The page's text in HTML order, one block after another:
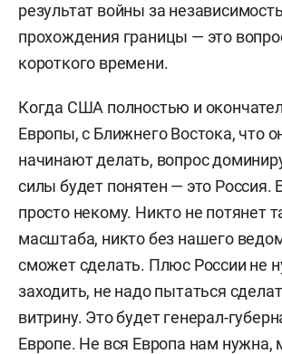
результат войны за
прохождения границы — это
короткого времени.
Когда США полностью и
Европы, с Ближнего Востока, что
начинают делать, вопрос
силы будет понятен — это Россия.
просто некому. Никто не потянет
масштаба, никто без нашего
сможет сделать. Плюс России не
заходить, не надо пытаться
витрину. Это будет генерал-
Европе. Не вся Европа нам нужна,